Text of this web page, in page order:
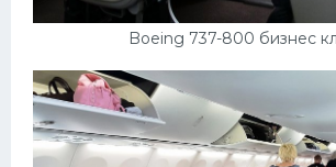
Boeing 737-800 бизнес